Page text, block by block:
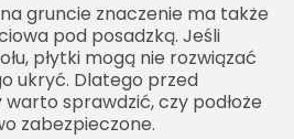
gruncie znaczenie ma także
pod posadzką. Jeśli
płytki mogą nie rozwiązać
ukryć. Dlatego przed
warto sprawdzić, czy podłoże
zabezpieczone.